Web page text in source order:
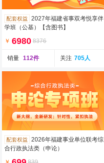
配套权益
2027年福建省事双考悦享伴
学班（公基）【含图书】
￥ 6980 8376
销量 112件 关注 705人
配套权益
2026年福建事业单位联考综
合行政执法类（申论）